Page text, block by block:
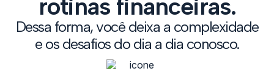
rotinas financeiras.
Dessa forma, você deixa a complexidade
e os desafios do dia a dia conosco.